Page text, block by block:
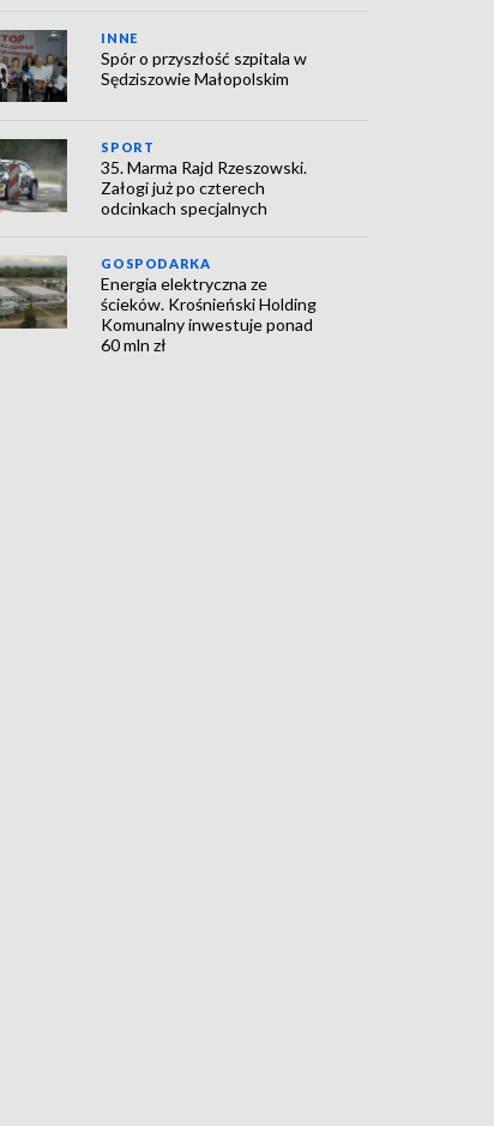
INNE
Spór o przyszłość szpitala w
Sędziszowie Małopolskim
SPORT
35. Marma Rajd Rzeszowski.
Załogi już po czterech
odcinkach specjalnych
GOSPODARKA
Energia elektryczna ze
ścieków. Krośnieński Holding
Komunalny inwestuje ponad
60 mln zł